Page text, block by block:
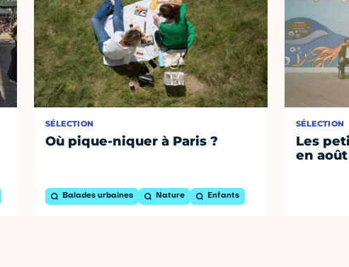
SÉLECTION
Où pique-niquer à Paris ?
Balades urbaines Nature Enfants
SÉLECTION
Les
en août